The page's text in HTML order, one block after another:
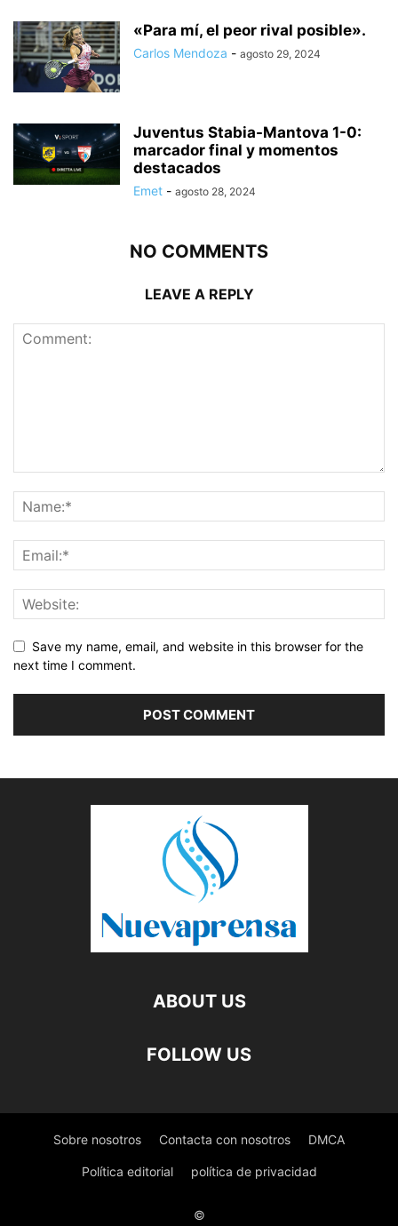
«Para mí, el peor rival posible».
Carlos Mendoza - agosto 29, 2024
Juventus Stabia-Mantova 1-0:
marcador final y momentos
destacados
Emet - agosto 28, 2024
NO COMMENTS
LEAVE A REPLY
Save my name, email, and website in this browser for the
next time I comment.
ABOUT US
FOLLOW US
Sobre nosotros Contacta con nosotros DMCA
Política editorial política de privacidad
©